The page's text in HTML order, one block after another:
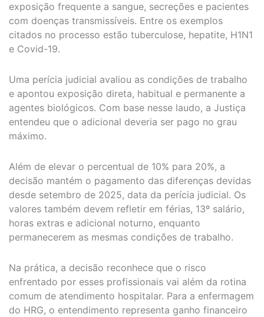
exposição frequente a sangue, secreções e pacientes
com doenças transmissíveis. Entre os exemplos
citados no processo estão tuberculose, hepatite, H1N1
e Covid-19.
Uma perícia judicial avaliou as condições de trabalho
e apontou exposição direta, habitual e permanente a
agentes biológicos. Com base nesse laudo, a Justiça
entendeu que o adicional deveria ser pago no grau
máximo.
Além de elevar o percentual de 10% para 20%, a
decisão mantém o pagamento das diferenças devidas
desde setembro de 2025, data da perícia judicial. Os
valores também devem refletir em férias, 13º salário,
horas extras e adicional noturno, enquanto
permanecerem as mesmas condições de trabalho.
Na prática, a decisão reconhece que o risco
enfrentado por esses profissionais vai além da rotina
comum de atendimento hospitalar. Para a enfermagem
do HRG, o entendimento representa ganho financeiro